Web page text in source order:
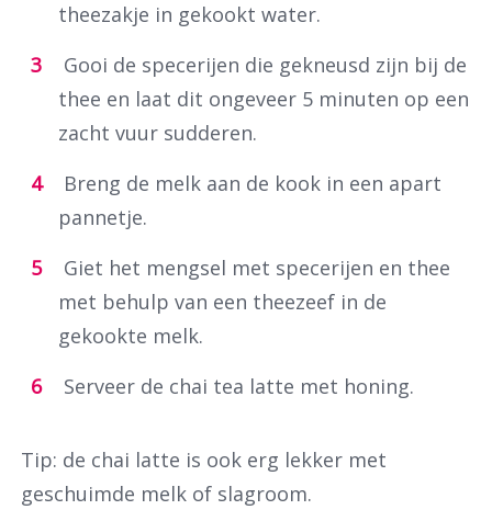
Waar ben je naar op zoek?
theezakje in gekookt water.
Gooi de specerijen die gekneusd zijn bij de
thee en laat dit ongeveer 5 minuten op een
zacht vuur sudderen.
Breng de melk aan de kook in een apart
pannetje.
Giet het mengsel met specerijen en thee
met behulp van een theezeef in de
gekookte melk.
Serveer de chai tea latte met honing.
Tip: de chai latte is ook erg lekker met
geschuimde melk of slagroom.